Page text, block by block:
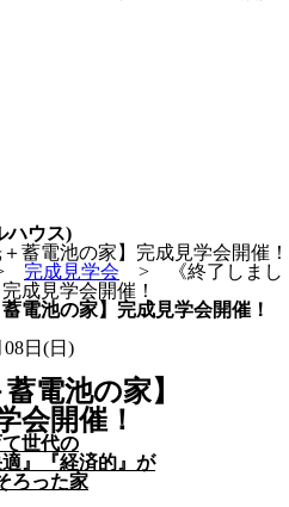
ハウス)
完成見学会 >
《終了しまし
成見学会開催！
電池の家】完成見学会開催！
08日(日)
蓄電池の家】
会開催！
世代の
適』『経済的』が
ろった家